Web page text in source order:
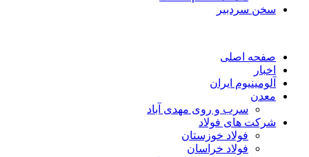
سخن سردبیر
صفحه اصلی
اخبار
آلومینیوم ایران
معدن
سرب و روی مهدی آباد
شرکت های فولاد
فولاد خوزستان
فولاد خراسان